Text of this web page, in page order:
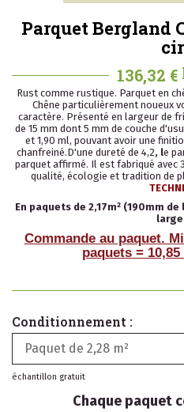
Parquet Bergland
136,32 €
Rust comme rustique. Parquet en
Chêne particulièrement noueux
caractère. Présenté en largeur de
de 15 mm dont 5 mm de couche
et 1,90 ml, pouvant avoir une
chanfreiné.D'une dureté de 4,2, le
parquet affirmé. Il est fabriqué avec
qualité, écologie et tradition de
En paquets de 2,17m² (190mm de
Commande au paquet.
paquets = 10,85
Conditionnement :
Paquet de 2,28 m²
échantillon gratuit
Chaque paquet